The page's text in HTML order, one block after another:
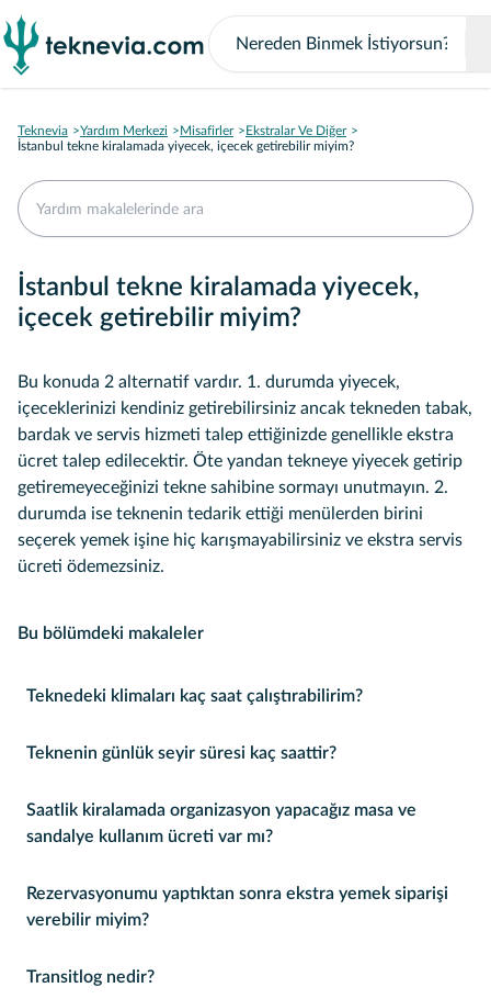
Teknevia Yardım Merkezi Misafirler
Ekstralar Ve Diğer
İstanbul tekne kiralamada yiyecek, içecek getirebilir miyim?
İstanbul tekne kiralamada yiyecek,
içecek getirebilir miyim?
Bu konuda 2 alternatif vardır. 1. durumda yiyecek,
içeceklerinizi kendiniz getirebilirsiniz ancak tekneden tabak,
bardak ve servis hizmeti talep ettiğinizde genellikle ekstra
ücret talep edilecektir. Öte yandan tekneye yiyecek getirip
getiremeyeceğinizi tekne sahibine sormayı unutmayın. 2.
durumda ise teknenin tedarik ettiği menülerden birini
seçerek yemek işine hiç karışmayabilirsiniz ve ekstra servis
ücreti ödemezsiniz.
Bu bölümdeki makaleler
Teknedeki klimaları kaç saat çalıştırabilirim?
Teknenin günlük seyir süresi kaç saattir?
Saatlik kiralamada organizasyon yapacağız masa ve
sandalye kullanım ücreti var mı?
Rezervasyonumu yaptıktan sonra ekstra yemek siparişi
verebilir miyim?
Transitlog nedir?